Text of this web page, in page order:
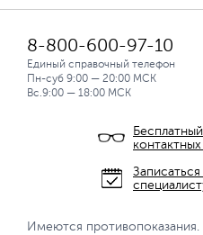
8-800-600-97-10
Единый справочный телефон
Пн-суб 9:00 — 20:00 МСК
Вс.9:00 — 18:00 МСК
Имеются